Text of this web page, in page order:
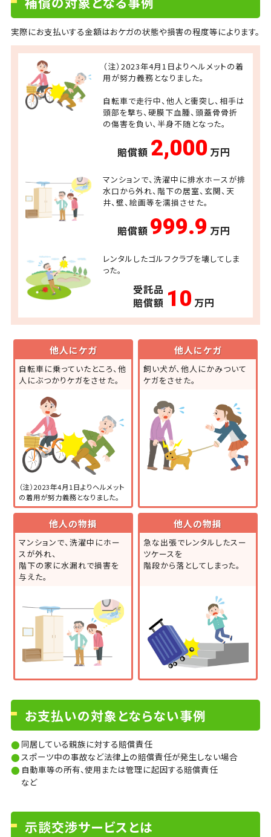
実際にお支払いする金額はおケガの状態や損害の程度等によります。
（注）2023年4月1日よりヘルメットの着
用が努力義務となりました。
自転車で走行中、他人と衝突し、相手は
頭部を撃ち、硬膜下血腫、頭蓋骨骨折
の傷害を負い、半身不随となった。
賠償額 2,000 万円
マンションで、洗濯中に排水ホースが排
水口から外れ、階下の居室、玄関、天
井、壁、絵画等を濡損させた。
賠償額 999.9 万円
レンタルしたゴルフクラブを壊してしま
った。
受託品
賠償額 10 万円
他人にケガ
自転車に乗っていたところ、他
人にぶつかりケガをさせた。
（注）2023年4月1日よりヘルメット
の着用が努力義務となりました。
他人にケガ
飼い犬が、他人にかみついて
ケガをさせた。
他人の物損
マンションで、洗濯中にホー
スが外れ、
階下の家に水漏れで損害を
与えた。
他人の物損
急な出張でレンタルしたスー
ツケースを
階段から落としてしまった。
お支払いの対象とならない事例
同居している親族に対する賠償責任
スポーツ中の事故など法律上の賠償責任が発生しない場合
自動車等の所有、使用または管理に起因する賠償責任
など
示談交渉サービスとは